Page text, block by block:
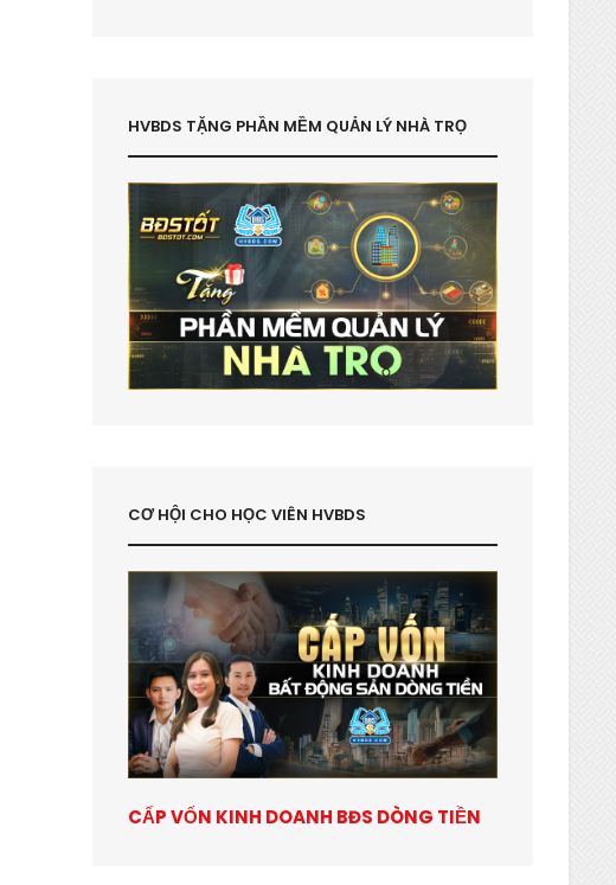
HVBDS TẶNG PHẦN MỀM QUẢN LÝ NHÀ TRỌ
CƠ HỘI CHO HỌC VIÊN HVBDS
CẤP VỐN KINH DOANH BĐS DÒNG TIỀN